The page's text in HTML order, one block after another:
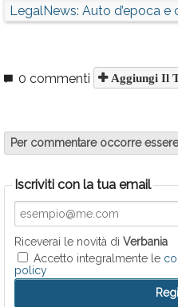
LegalNews: Auto d’epoca
0 commenti Aggiungi Il
Per commentare occorre
Iscriviti con la tua email
Riceverai le novità di Verbania
Accetto integralmente le
policy